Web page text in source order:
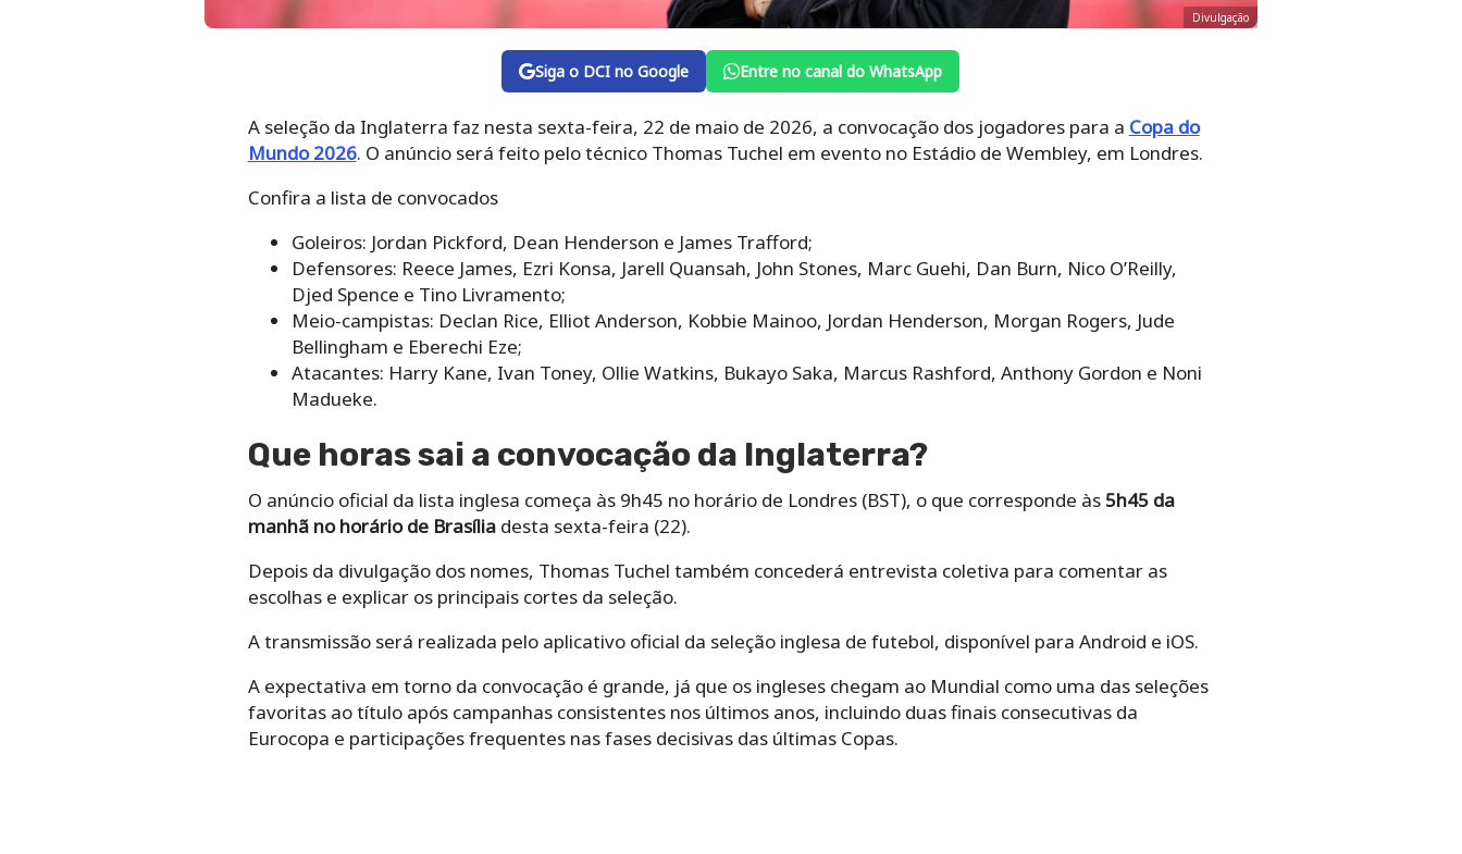
Divulgação
Siga o DCI no Google Entre no canal do WhatsApp
A seleção da Inglaterra faz nesta sexta-feira, 22 de maio de 2026, a convocação dos jogadores para a Copa do
Mundo 2026. O anúncio será feito pelo técnico Thomas Tuchel em evento no Estádio de Wembley, em Londres.
Confira a lista de convocados
Goleiros: Jordan Pickford, Dean Henderson e James Trafford;
Defensores: Reece James, Ezri Konsa, Jarell Quansah, John Stones, Marc Guehi, Dan Burn, Nico O’Reilly,
Djed Spence e Tino Livramento;
Meio-campistas: Declan Rice, Elliot Anderson, Kobbie Mainoo, Jordan Henderson, Morgan Rogers, Jude
Bellingham e Eberechi Eze;
Atacantes: Harry Kane, Ivan Toney, Ollie Watkins, Bukayo Saka, Marcus Rashford, Anthony Gordon e Noni
Madueke.
Que horas sai a convocação da Inglaterra?
O anúncio oficial da lista inglesa começa às 9h45 no horário de Londres (BST), o que corresponde às 5h45 da
manhã no horário de Brasíliadesta sexta-feira (22).
Depois da divulgação dos nomes, Thomas Tuchel também concederá entrevista coletiva para comentar as
escolhas e explicar os principais cortes da seleção.
A transmissão será realizada pelo aplicativo oficial da seleção inglesa de futebol, disponível para Android e iOS.
A expectativa em torno da convocação é grande, já que os ingleses chegam ao Mundial como uma das seleções
favoritas ao título após campanhas consistentes nos últimos anos, incluindo duas finais consecutivas da
Eurocopa e participações frequentes nas fases decisivas das últimas Copas.